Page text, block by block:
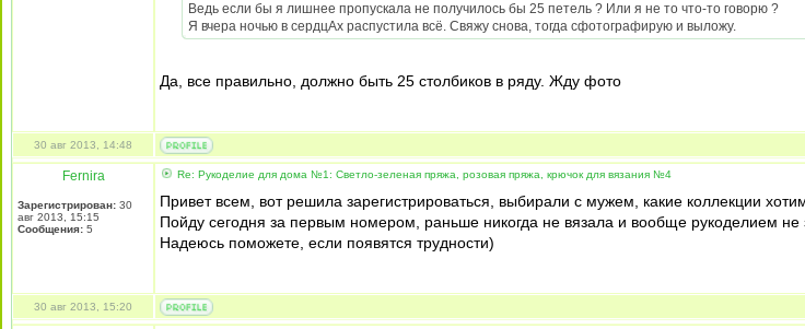
Ведь если бы я лишнее пропускала не получилось бы 25 петель ? Или я не то что-то говорю ?
Я вчера ночью в сердцАх распустила всё. Свяжу снова, тогда сфотографирую и выложу.
Да, все правильно, должно быть 25 столбиков в ряду. Жду фото
30 авг 2013, 14:48
Fernira
Зарегистрирован: 30
авг 2013, 15:15
Сообщения: 5
Re: Рукоделие для дома №1: Светло-зеленая пряжа, розовая пряжа, крючок для вязания №4
Привет всем, вот решила зарегистрироваться, выбирали с мужем, какие коллекции
Пойду сегодня за первым номером, раньше никогда не вязала и вообще рукоделием не
Надеюсь поможете, если появятся трудности)
30 авг 2013, 15:20